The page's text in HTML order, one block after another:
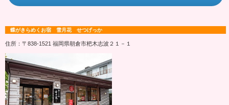
蝶がきらめくお宿 雪月花 せつげっか
住所：〒838-1521 福岡県朝倉市杷木志波２１－１